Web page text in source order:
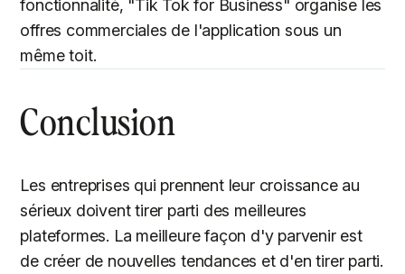
fonctionnalité, "Tik Tok for Business" organise les
offres commerciales de l'application sous un
même toit.
Conclusion
Les entreprises qui prennent leur croissance au
sérieux doivent tirer parti des meilleures
plateformes. La meilleure façon d'y parvenir est
de créer de nouvelles tendances et d'en tirer parti.